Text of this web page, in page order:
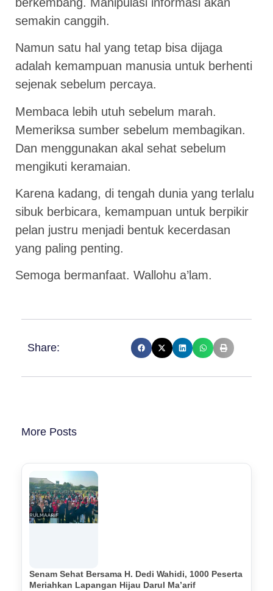
semakin canggih.
Namun satu hal yang tetap bisa dijaga
adalah kemampuan manusia untuk berhenti
sejenak sebelum percaya.
Membaca lebih utuh sebelum marah.
Memeriksa sumber sebelum membagikan.
Dan menggunakan akal sehat sebelum
mengikuti keramaian.
Karena kadang, di tengah dunia yang terlalu
sibuk berbicara, kemampuan untuk berpikir
pelan justru menjadi bentuk kecerdasan
yang paling penting.
Semoga bermanfaat. Wallohu a’lam.
Share:
More Posts
Senam Sehat Bersama H. Dedi Wahidi, 1000 Peserta
Meriahkan Lapangan Hijau Darul Ma’arif